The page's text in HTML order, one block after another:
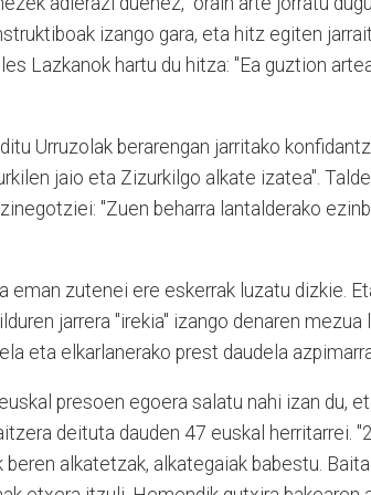
izango gara, eta hitz egiten
Lazkanok hartu du hitza: "Ea guztion
Urruzolak berarengan jarritako
jaio eta Zizurkilgo alkate izatea".
"Zuen beharra lantalderako
eman zutenei ere eskerrak luzatu dizkie.
jarrera "irekia" izango denaren
eta elkarlanerako prest daudela
presoen egoera salatu nahi izan du,
deituta dauden 47 euskal herritarrei.
alkatetzak, alkategaiak babestu.